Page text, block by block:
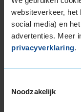
websiteverkeer, het
social media) en
advertenties. Meer
privacyverklaring.
Noodzakelijk
205/55R17 91V
205/55R17 91W
205/55R17 95H
205/55R17 95H
215/55R17 94V